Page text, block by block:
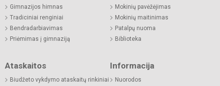
Gimnazijos himnas
Tradiciniai renginiai
Bendradarbiavimas
Priėmimas į gimnaziją
Mokinių pavėžėjimas
Mokinių maitinimas
Patalpų nuoma
Biblioteka
Ataskaitos
Biudžeto vykdymo ataskaitų rinkiniai
Informacija
Nuorodos